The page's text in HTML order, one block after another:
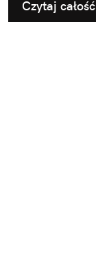
Czytaj całość